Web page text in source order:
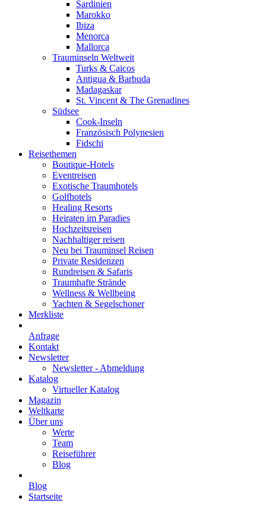
Sardinien
Marokko
Ibiza
Menorca
Mallorca
Trauminseln Weltweit
Turks & Caicos
Antigua & Barbuda
Madagaskar
St. Vincent & The Grenadines
Südsee
Cook-Inseln
Französisch Polynesien
Fidschi
Reisethemen
Boutique-Hotels
Eventreisen
Exotische Traumhotels
Golfhotels
Healing Resorts
Heiraten im Paradies
Hochzeitsreisen
Nachhaltiger reisen
Neu bei Trauminsel Reisen
Private Residenzen
Rundreisen & Safaris
Traumhafte Strände
Wellness & Wellbeing
Yachten & Segelschoner
Merkliste
Anfrage
Kontakt
Newsletter
Newsletter - Abmeldung
Katalog
Virtueller Katalog
Magazin
Weltkarte
Über uns
Werte
Team
Reiseführer
Blog
Blog
Startseite